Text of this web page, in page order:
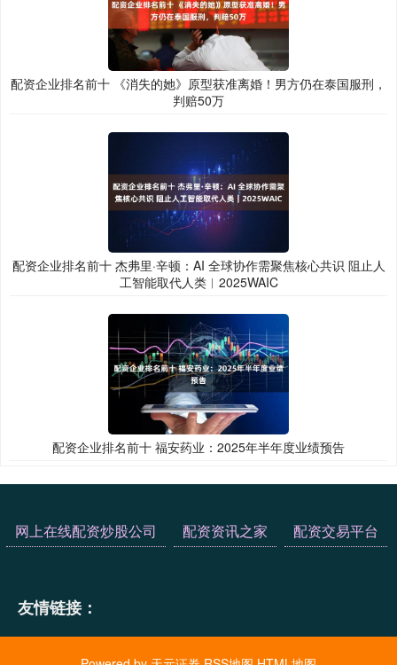
配资企业排名前十 《消失的她》原型获准离婚！男方仍在泰国服刑，
判赔50万
配资企业排名前十 杰弗里·辛顿：AI 全球协作需聚焦核心共识 阻止人
工智能取代人类︱2025WAIC
配资企业排名前十 福安药业：2025年半年度业绩预告
网上在线配资炒股公司 配资资讯之家 配资交易平台
友情链接：